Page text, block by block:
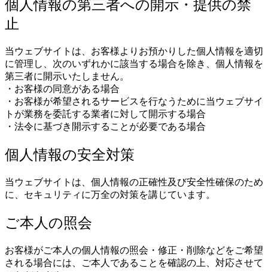
個人情報の第三者への開示・提供の禁
止
当ウェブサイトは、お客様よりお預かりした個人情報を適切
に管理し、次のいずれかに該当する場合を除き、個人情報を
第三者に開示いたしません。
・お客様の同意がある場合
・お客様が希望されるサービスを行なうために当ウェブサイ
トが業務を委託する業者に対して開示する場合
・法令に基づき開示することが必要である場合
個人情報の安全対策
当ウェブサイトは、個人情報の正確性及び安全性確保のため
に、セキュリティに万全の対策を講じています。
ご本人の照会
お客様がご本人の個人情報の照会・修正・削除などをご希望
される場合には、ご本人であることを確認の上、対応させて